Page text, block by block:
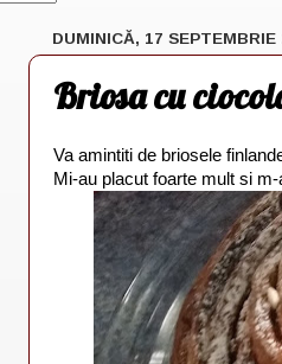
DUMINICĂ, 17 SEPTEMBRIE
Briosa cu
Va amintiti de briosele
Mi-au placut foarte mult si